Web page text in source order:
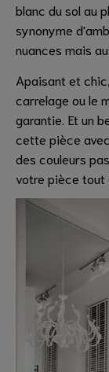
blanc du sol au
synonyme
nuances mais
Apaisant et
carrelage ou le
garantie. Et un
cette pièce
des couleurs
votre pièce tout